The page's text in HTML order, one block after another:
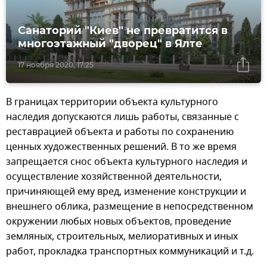
17 ноября 2020, 17:25
Санаторий "Киев" не превратится в
многоэтажный "дворец" в Ялте
В границах территории объекта культурного
наследия допускаются лишь работы, связанные с
реставрацией объекта и работы по сохранению
ценных художественных решений. В то же время
запрещается снос объекта культурного наследия и
осуществление хозяйственной деятельности,
причиняющей ему вред, изменение конструкции и
внешнего облика, размещение в непосредственном
окружении любых новых объектов, проведение
земляных, строительных, мелиоративных и иных
работ, прокладка транспортных коммуникаций и т.д.